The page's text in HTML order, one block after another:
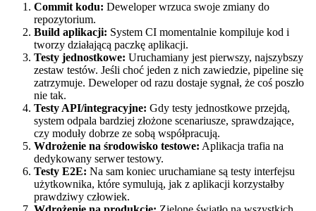
Commit kodu: Deweloper wrzuca swoje zmiany do
repozytorium.
Build aplikacji: System CI momentalnie kompiluje kod i
tworzy działającą paczkę aplikacji.
Testy jednostkowe: Uruchamiany jest pierwszy, najszybszy
zestaw testów. Jeśli choć jeden z nich zawiedzie, pipeline się
zatrzymuje. Deweloper od razu dostaje sygnał, że coś poszło
nie tak.
Testy API/integracyjne: Gdy testy jednostkowe przejdą,
system odpala bardziej złożone scenariusze, sprawdzające,
czy moduły dobrze ze sobą współpracują.
Wdrożenie na środowisko testowe: Aplikacja trafia na
dedykowany serwer testowy.
Testy E2E: Na sam koniec uruchamiane są testy interfejsu
użytkownika, które symulują, jak z aplikacji korzystałby
prawdziwy człowiek.